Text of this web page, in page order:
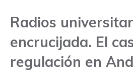
Radios
encrucijada. El
regulación en